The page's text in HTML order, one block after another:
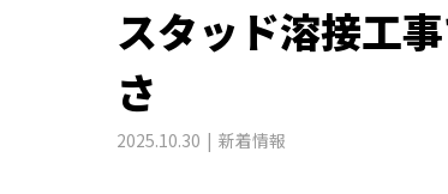
スタッド溶接工
さ
2025.10.30 新着情報